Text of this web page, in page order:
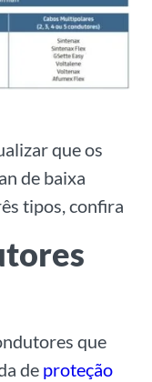
que os
de baixa
tipos, confira
que
de proteção